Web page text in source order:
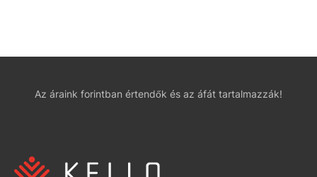
Az áraink forintban értendők és az áfát tartalmazzák!